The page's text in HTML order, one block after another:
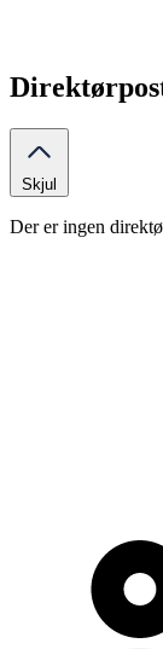
Skjul
Der er ingen